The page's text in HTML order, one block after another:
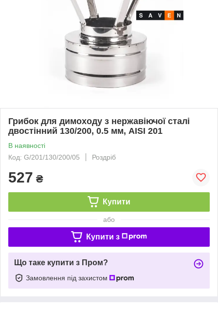
Грибок для димоходу з нержавіючої сталі
двостінний 130/200, 0.5 мм, AISI 201
В наявності
Код: G/201/130/200/05
Роздріб
527 ₴
Купити
або
Купити з
Що таке купити з Пром?
Замовлення під захистом